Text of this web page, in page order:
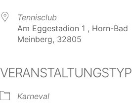
Tennisclub
Am Eggestadion 1 , Horn-Bad
Meinberg, 32805
VERANSTALTUNGSTYP
Karneval